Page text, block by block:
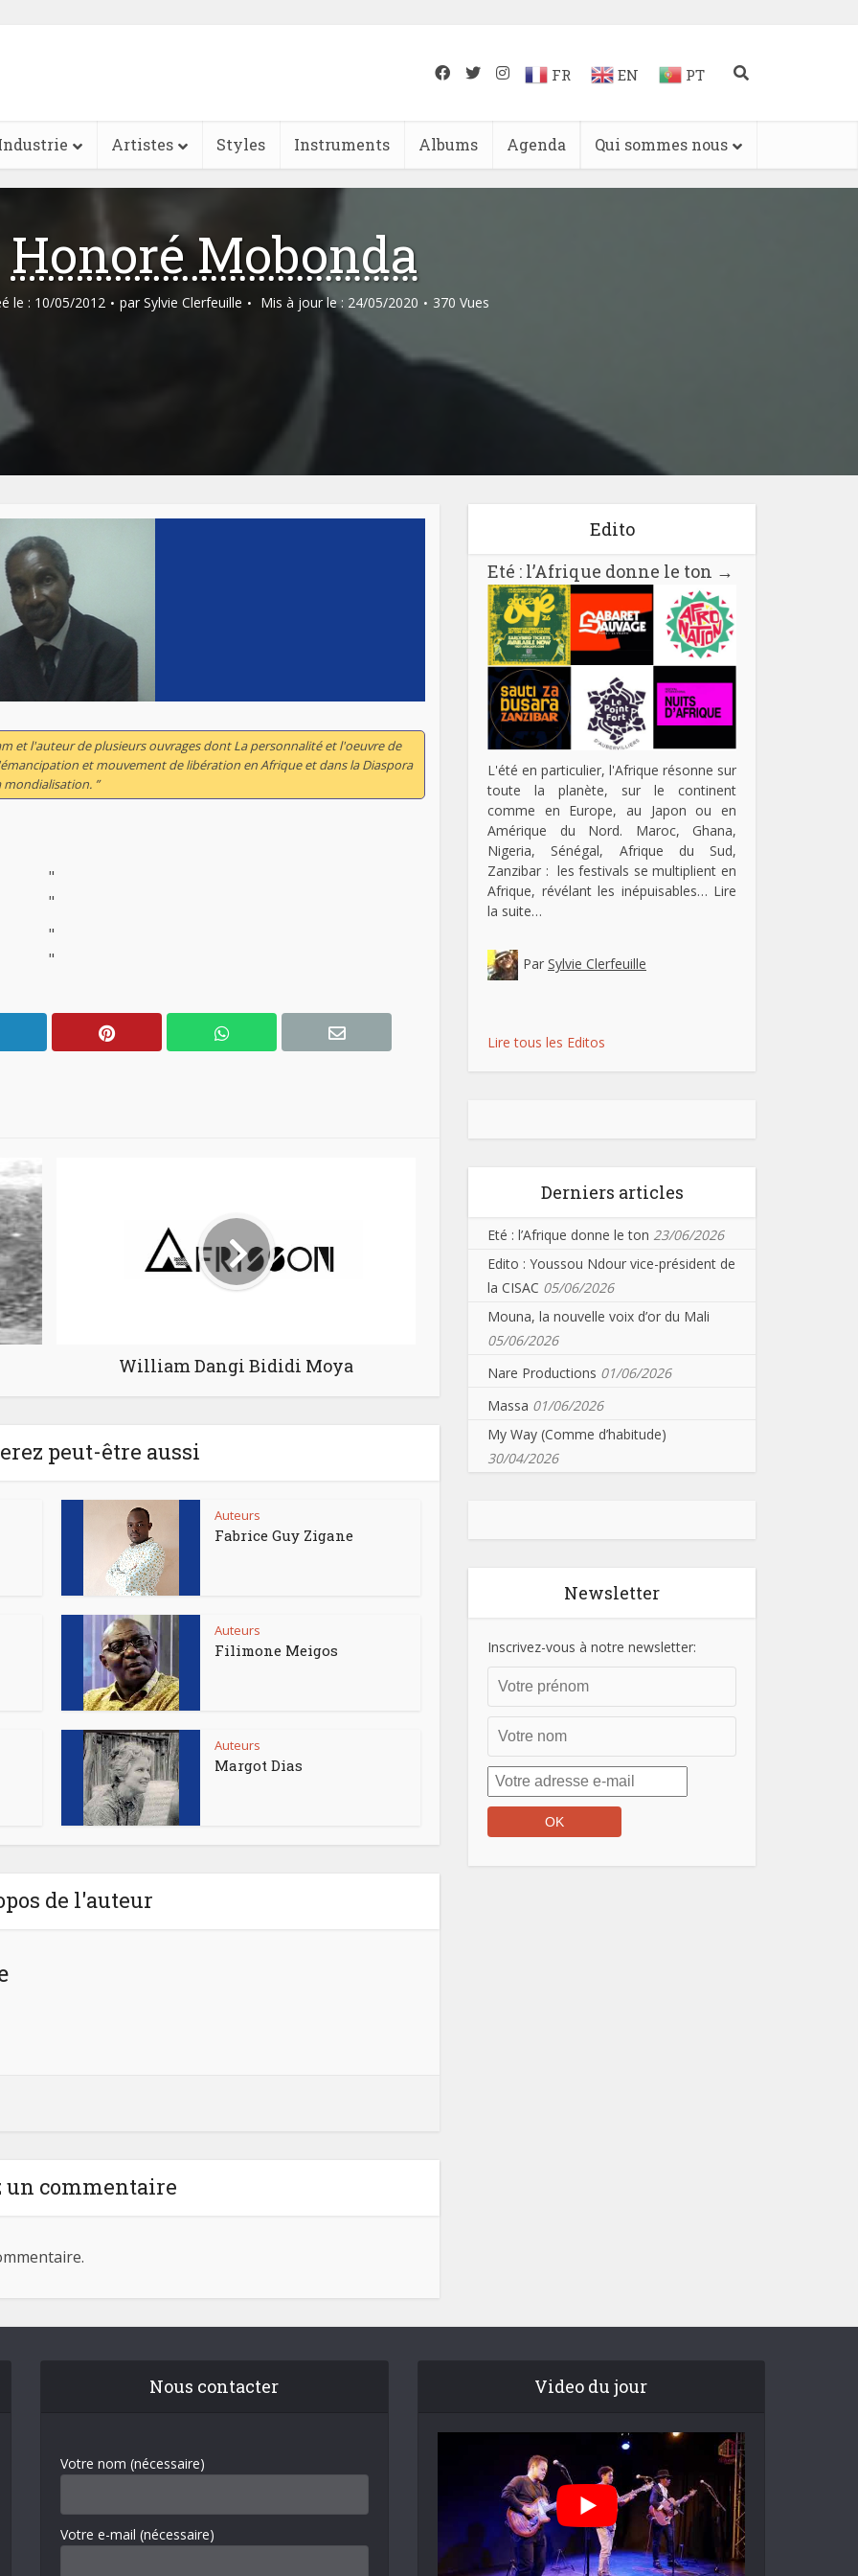
FR EN PT
Artistes Styles Instruments Albums Agenda Qui sommes nous
Honoré Mobonda
le : 10/05/2012 par Sylvie Clerfeuille Mis à jour le : 24/05/2020 370 Vues
et l'auteur de plusieurs ouvrages dontLa personnalité et l'oeuvre de
et mouvement de libération en Afrique et dans la Diaspora
mondialisation. ”
"
"
"
"
William Dangi Bididi Moya
peut-être aussi
Auteurs
Fabrice Guy Zigane
Auteurs
Filimone Meigos
Auteurs
Margot Dias
de l'auteur
un commentaire
Edito
Eté : l’Afrique donne le ton →
L'été en particulier, l'Afrique résonne sur
toute la planète, sur le continent
comme en Europe, au Japon ou en
Amérique du Nord. Maroc, Ghana,
Nigeria, Sénégal, Afrique du Sud,
Zanzibar : les festivals se multiplient en
Afrique, révélant les inépuisables… Lire
la suite…
Par Sylvie Clerfeuille
Lire tous les Editos
Derniers articles
Eté : l’Afrique donne le ton 23/06/2026
Edito : Youssou Ndour vice-président de
la CISAC 05/06/2026
Mouna, la nouvelle voix d’or du Mali
05/06/2026
Nare Productions 01/06/2026
Massa 01/06/2026
My Way (Comme d’habitude)
30/04/2026
Newsletter
Inscrivez-vous à notre newsletter:
Nous contacter
Votre nom (nécessaire)
Votre e-mail (nécessaire)
Video du jour